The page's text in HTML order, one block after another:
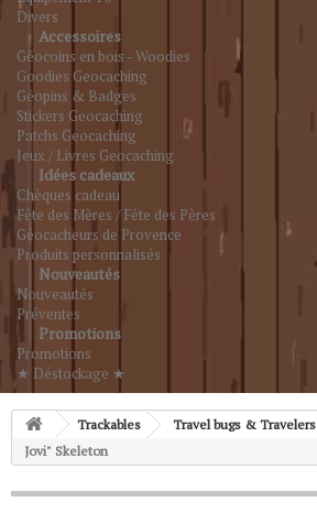
Divers
Accessoires
Géocoins en bois - Woodies
Goodies Geocaching
Géopins & Badges
Stickers Geocaching
Patchs Geocaching
Jeux / Livres Geocaching
Idées cadeaux
Chèques cadeau
Fête des Mères / Fête des Pères
Géocacheurs de Provence
Produits personnalisés
Nouveautés
Nouveautés
Préventes
Promotions
Promotions
★ Déstockage ★
Trackables Travel bugs & Travelers
Jovi" Skeleton